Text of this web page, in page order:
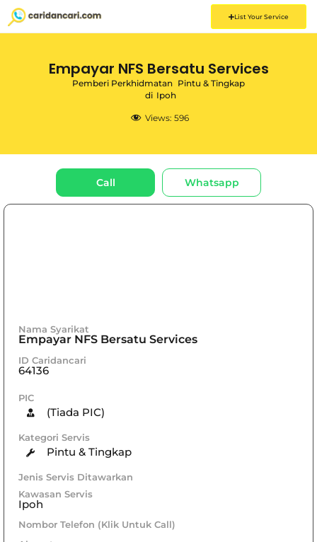
List Your Service
Empayar NFS Bersatu Services
Pemberi Perkhidmatan Pintu & Tingkap
di Ipoh
Views: 596
Call Whatsapp
Nama Syarikat
Empayar NFS Bersatu Services
ID Caridancari
64136
PIC
(Tiada PIC)
Kategori Servis
Pintu & Tingkap
Jenis Servis Ditawarkan
Kawasan Servis
Ipoh
Nombor Telefon (Klik Untuk Call)